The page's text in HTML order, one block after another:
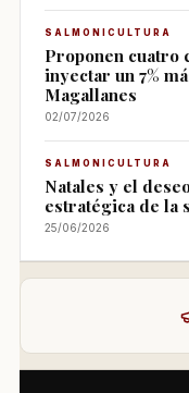
SALMONICULTURA
Proponen cuatro
inyectar un 7%
Magallanes
02/07/2026
SALMONICULTURA
Natales y el
estratégica de la
25/06/2026